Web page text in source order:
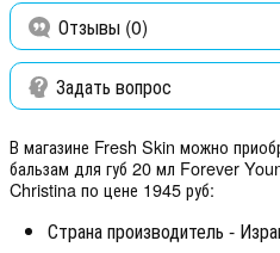
Отзывы (0)
Задать вопрос
В магазине Fresh Skin можно
бальзам для губ 20 мл Forever
Christina по цене 1945 руб:
Страна производитель -